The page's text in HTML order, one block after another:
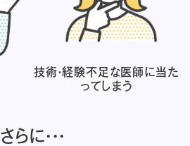
技術・経験不足な医師に当た
ってしまう
さらに・・・